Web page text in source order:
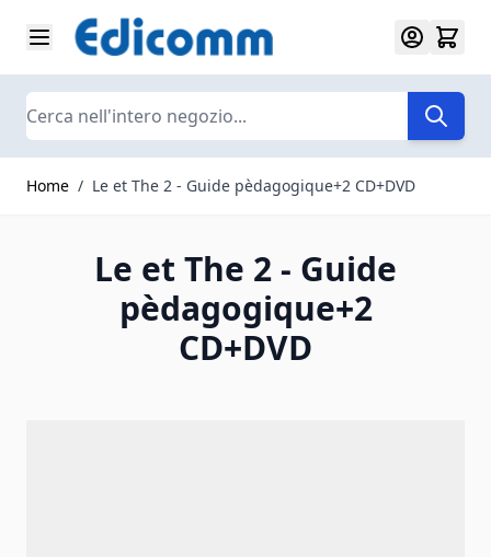
Salta al contenuto
Search
Home / Le et The 2 - Guide pèdagogique+2 CD+DVD
Le et The 2 - Guide
pèdagogique+2
CD+DVD